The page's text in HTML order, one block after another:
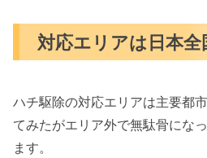
対応エリアは日本全
ハチ駆除の対応エリアは主要都
てみたがエリア外で無駄骨にな
ます。